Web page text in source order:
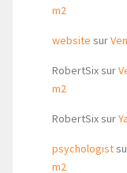
m2
website sur
RobertSixsur
m2
RobertSixsur
psychologist
m2